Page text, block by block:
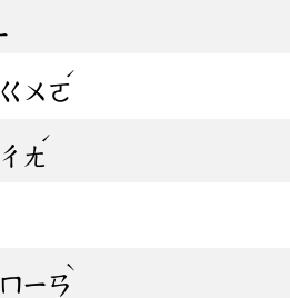
ㄍㄨㄛ
ˊ
ㄔㄤ
ˊ
ㄇㄧㄢ
ˋ